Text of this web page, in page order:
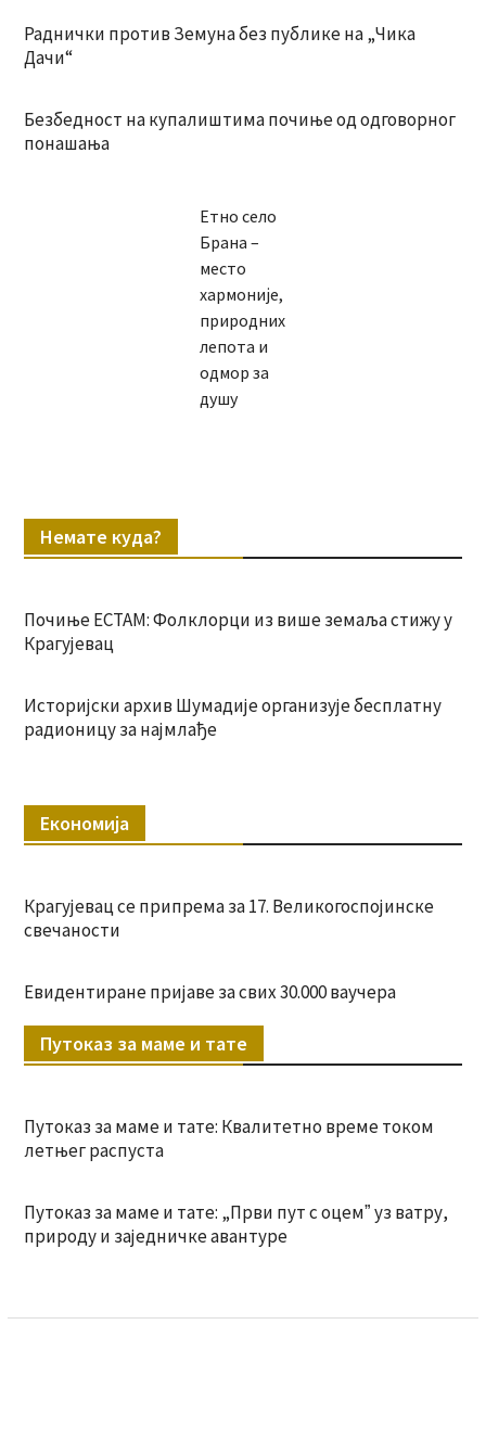
Раднички против Земуна без публике на „Чика
Дачи“
Безбедност на купалиштима почиње од одговорног
понашања
Етно село
Брана –
место
хармоније,
природних
лепота и
одмор за
душу
Немате куда?
Почиње ЕСТАМ: Фолклорци из више земаља стижу у
Крагујевац
Историјски архив Шумадије организује бесплатну
радионицу за најмлађе
Економија
Крагујевац се припрема за 17. Великогоспојинске
свечаности
Евидентиране пријаве за свих 30.000 ваучера
Путоказ за маме и тате
Путоказ за маме и тате: Квалитетно време током
летњег распуста
Путоказ за маме и тате: „Први пут с оцемˮ уз ватру,
природу и заједничке авантуре